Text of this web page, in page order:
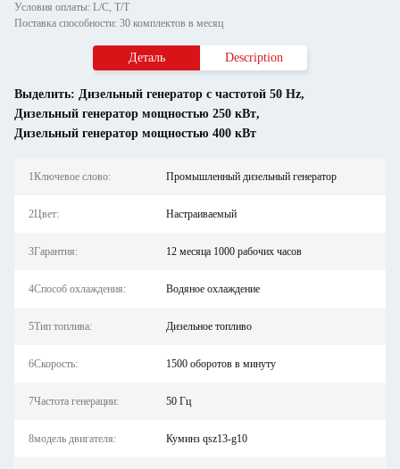
Условия оплаты: L/C, T/T
Поставка способности: 30 комплектов в месяц
Деталь Description
Выделить: Дизельный генератор с частотой 50 Hz,
Дизельный генератор мощностью 250 кВт,
Дизельный генератор мощностью 400 кВт
1Ключевое слово: Промышленный дизельный генератор
2Цвет: Настраиваемый
3Гарантия: 12 месяца 1000 рабочих часов
4Способ охлаждения: Водяное охлаждение
5Тип топлива: Дизельное топливо
6Скорость: 1500 оборотов в минуту
7Частота генерации: 50 Гц
8модель двигателя: Куминз qsz13-g10